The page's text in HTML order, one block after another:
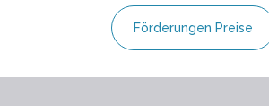
Förderungen Preise